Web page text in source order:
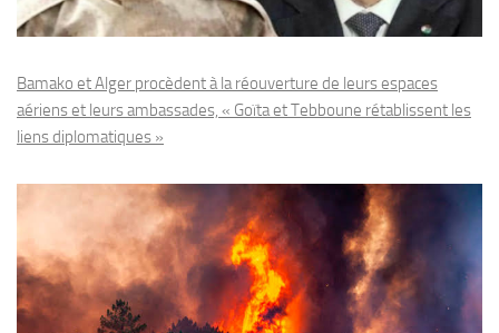
Bamako et Alger procèdent à la réouverture de leurs espaces
aériens et leurs ambassades, « Goïta et Tebboune rétablissent les
liens diplomatiques »